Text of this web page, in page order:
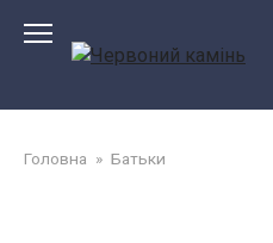
Головна » Батьки